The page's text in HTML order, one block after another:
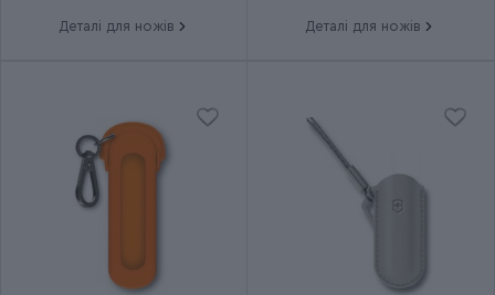
Термін гарантії Довічна
Деталі для ножів Деталі для ножів